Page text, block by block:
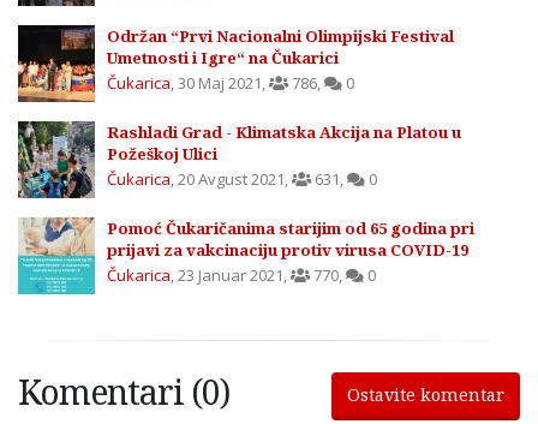
Održan “Prvi Nacionalni Olimpijski Festival
Umetnosti i Igre“ na Čukarici
Čukarica,30 Maj 2021, 786, 0
Rashladi Grad - Klimatska Akcija na Platou u
Požeškoj Ulici
Čukarica,20 Avgust 2021, 631, 0
Pomoć Čukaričanima starijim od 65 godina pri
prijavi za vakcinaciju protiv virusa COVID-19
Čukarica,23 Januar 2021, 770, 0
Komentari (0) Ostavite komentar